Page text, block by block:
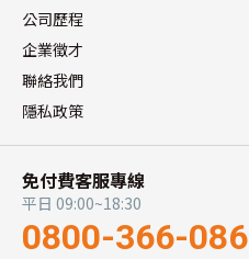
公司歷程
企業徵才
聯絡我們
隱私政策
免付費客服專線
平日 09:00~18:30
0800-366-086